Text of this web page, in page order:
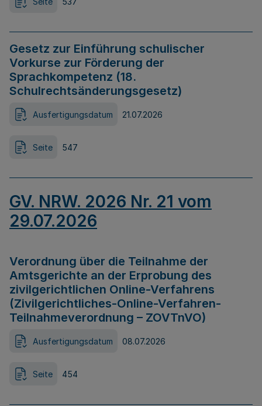
Gesetz zur Einführung schulischer
Vorkurse zur Förderung der
Sprachkompetenz (18.
Schulrechtsänderungsgesetz)
Ausfertigungsdatum 21.07.2026
Seite 547
GV. NRW. 2026 Nr. 21 vom
29.07.2026
Verordnung über die Teilnahme der
Amtsgerichte an der Erprobung des
zivilgerichtlichen Online-Verfahrens
(Zivilgerichtliches-Online-Verfahren-
Teilnahmeverordnung – ZOVTnVO)
Ausfertigungsdatum 08.07.2026
Seite 454